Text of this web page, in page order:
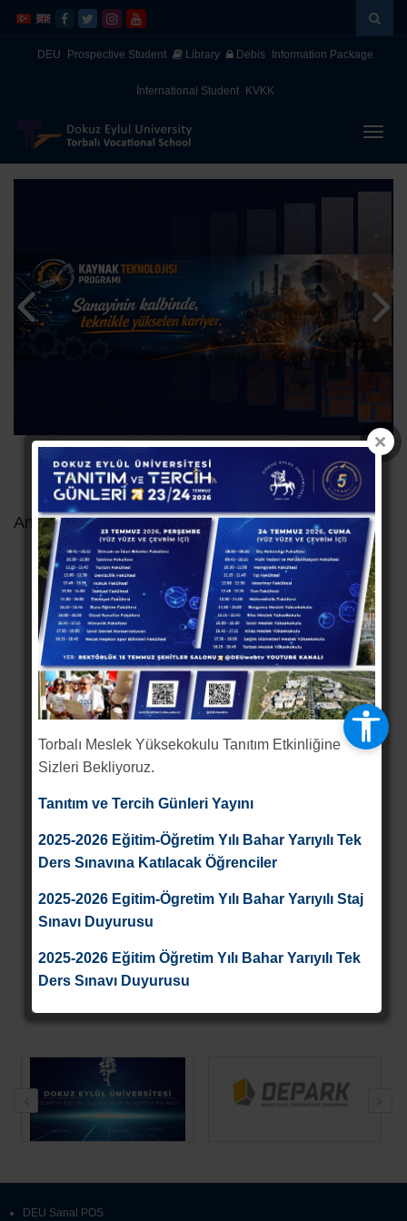
atla
Navigasyona
atla
DEU Prospective Student Library Debis Information Package
İnternational Student KVKK
Announcements
DEU Sanal POS
Torbalı Meslek Yüksekokulu Tanıtım Etkinliğine
Sizleri Bekliyoruz.
Tanıtım ve Tercih Günleri Yayını
2025-2026 Eğitim-Öğretim Yılı Bahar Yarıyılı Tek
Ders Sınavına Katılacak Öğrenciler
2025-2026 Egitim-Ögretim Yılı Bahar Yarıyılı Staj
Sınavı Duyurusu
2025-2026 Eğitim Öğretim Yılı Bahar Yarıyılı Tek
Ders Sınavı Duyurusu